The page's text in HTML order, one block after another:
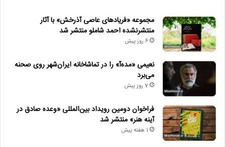
مجموعه «فریادهای عاصی آذرخش» با آثار
منتشرنشده احمد شاملو منتشر شد
6 روز پیش
نعیمی «مده‌آ» را در تماشاخانه ایران‌شهر روی صحنه
می‌برد
7 روز پیش
فراخوان دومین رویداد بین‌المللی «وعده صادق در
آینه هنر» منتشر شد
1 هفته پیش